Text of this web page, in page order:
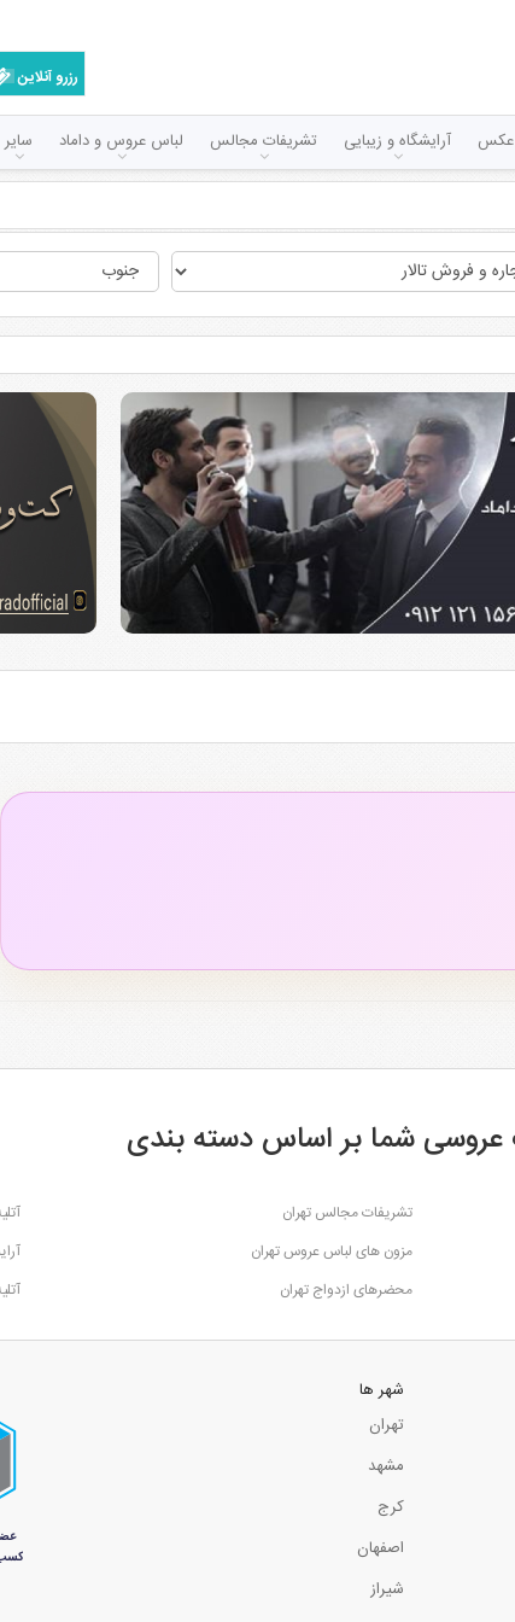
رزرو آنلاین
عکس آرایشگاه و زیبایی تشریفات مجالس لباس عروس و داماد سایر
شما بر اساس دسته بندی
تشریفات مجالس تهران
مزون های لباس عروس تهران
محضرهای ازدواج تهران
شهر ها
تهران
مشهد
کرج
اصفهان
شیراز